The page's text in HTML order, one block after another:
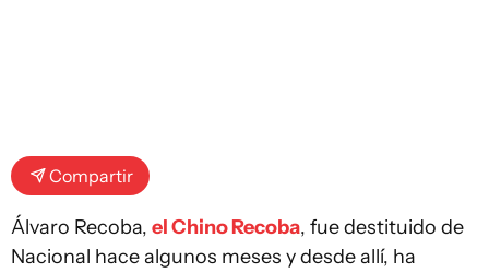
Compartir
Álvaro Recoba, el Chino Recoba, fue destituido de
Nacional hace algunos meses y desde allí, ha